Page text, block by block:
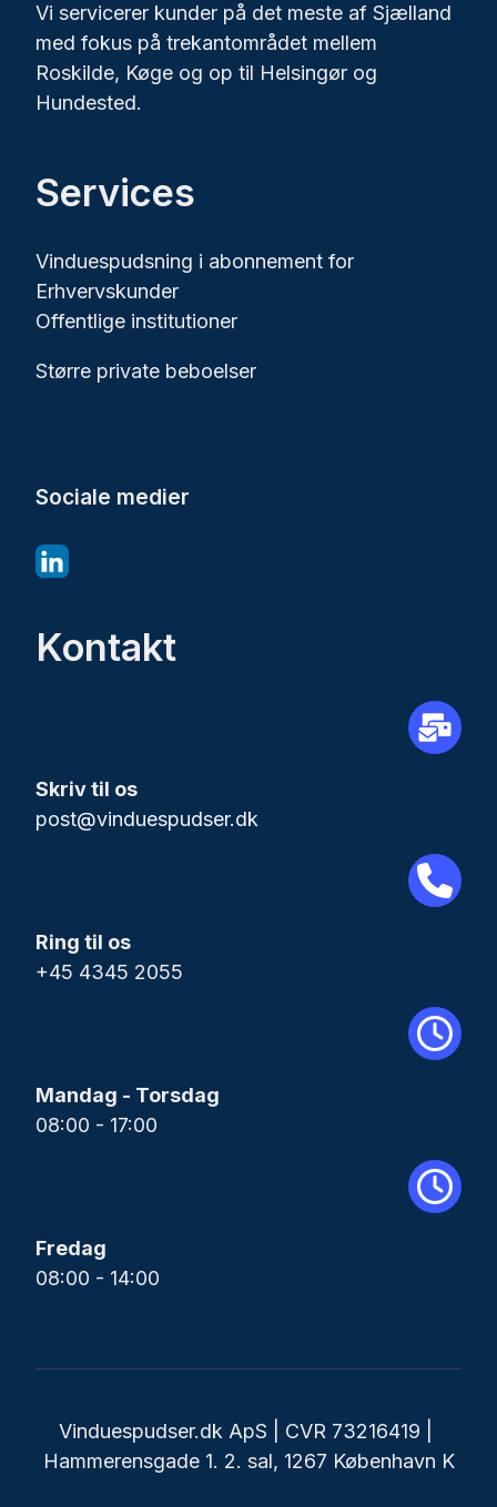
Vi servicerer kunder på det meste af Sjælland
med fokus på trekantområdet mellem
Roskilde, Køge og op til Helsingør og
Hundested.
Services
Vinduespudsning i abonnement for
Erhvervskunder
Offentlige institutioner
Større private beboelser
Sociale medier
Kontakt
Skriv til os
post@vinduespudser.dk
Ring til os
+45 4345 2055
Mandag - Torsdag
08:00 - 17:00
Fredag
08:00 - 14:00
Vinduespudser.dk ApS | CVR 73216419 |
Hammerensgade 1. 2. sal, 1267 København K